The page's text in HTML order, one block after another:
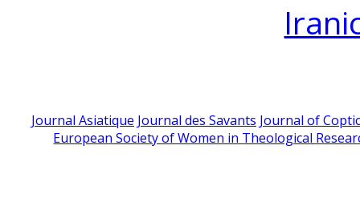
Journal Asiatique Journal des Savants Journal of
European Society of Women in Theological